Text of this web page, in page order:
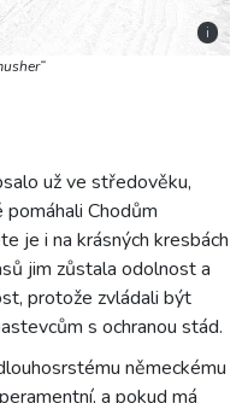
i
už ve středověku,
pomáhali Chodům
je i na krásných kresbách
jim zůstala odolnost a
protože zvládali být
s ochranou stád.
německému
a pokud má